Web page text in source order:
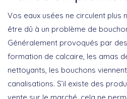
Vos eaux usées ne circulent plus
être dû à un problème de
Généralement provoqués par
formation de calcaire, les amas
nettoyants, les bouchons
canalisations. S’il existe des